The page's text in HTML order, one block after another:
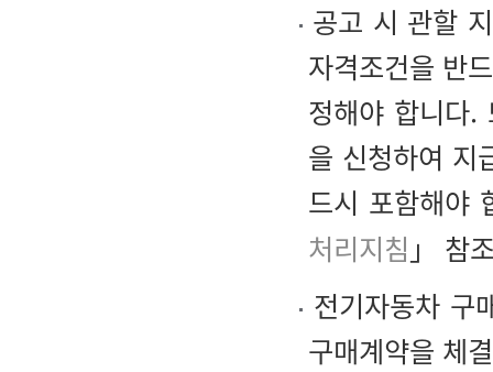
공고 시 관할
자격조건을 반
정해야 합니다.
을 신청하여 지
드시 포함해야
처리지침 」 참
전기자동차 구
구매계약을 체